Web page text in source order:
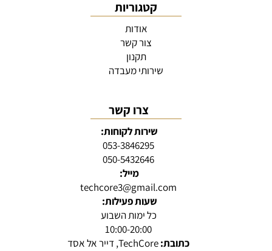
קטגוריות
אודות
צור קשר
תקנון
שירותי מעבדה
צרו קשר
שירות לקוחות:
053-3846295
050-5432646
מייל:
techcore3@gmail.com
שעות פעילות:
כל ימות השבוע
10:00-20:00
כתובת:TechCore, דייר אל אסד